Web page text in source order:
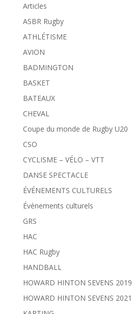
Articles
ASBR Rugby
ATHLÉTISME
AVION
BADMINGTON
BASKET
BATEAUX
CHEVAL
Coupe du monde de Rugby U20
CSO
CYCLISME – VÉLO – VTT
DANSE SPECTACLE
ÉVÉNEMENTS CULTURELS
Événements culturels
GRS
HAC
HAC Rugby
HANDBALL
HOWARD HINTON SEVENS 2019
HOWARD HINTON SEVENS 2021